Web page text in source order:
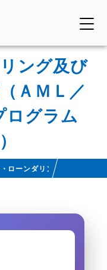
ング及び
ＡＭＬ／
ログラム
ローンダリング及びテロ資